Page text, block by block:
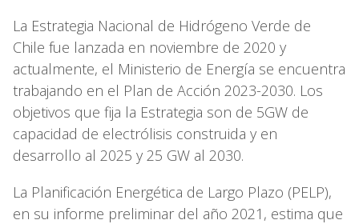
La Estrategia Nacional de Hidrógeno Verde de
Chile fue lanzada en noviembre de 2020 y
actualmente, el Ministerio de Energía se encuentra
trabajando en el Plan de Acción 2023-2030. Los
objetivos que fija la Estrategia son de 5GW de
capacidad de electrólisis construida y en
desarrollo al 2025 y 25 GW al 2030.
La Planificación Energética de Largo Plazo (PELP),
en su informe preliminar del año 2021, estima que